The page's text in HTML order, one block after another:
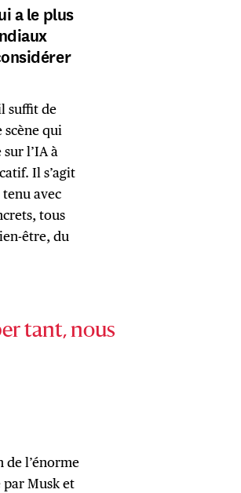
a le plus
suffit de
scène qui
l’IA à
Il s’agit
avec
tous
être, du
tant, nous
de l’énorme
Musk et